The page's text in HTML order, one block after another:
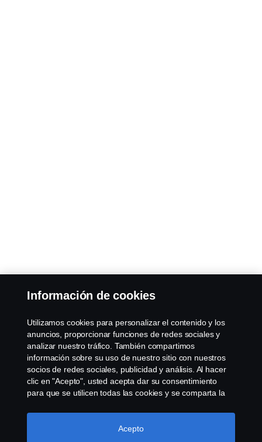
Información de cookies
Utilizamos cookies para personalizar el contenido y los
anuncios, proporcionar funciones de redes sociales y
analizar nuestro tráfico. También compartimos
información sobre su uso de nuestro sitio con nuestros
socios de redes sociales, publicidad y análisis. Al hacer
clic en "Acepto", usted acepta dar su consentimiento
para que se utilicen todas las cookies y se comparta la
haciendo clic en "Configuración de cookies" y
seleccionando las categorías que desea aceptar. Para
Acepto